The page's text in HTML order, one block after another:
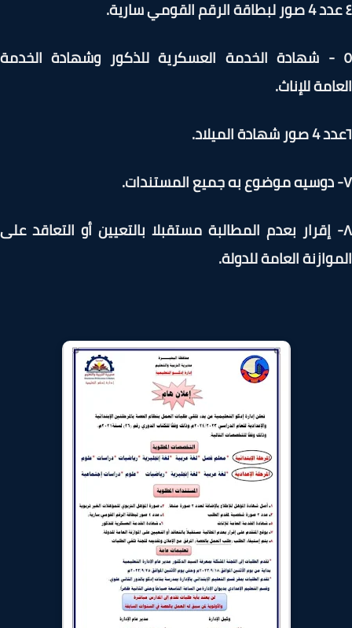
- شهادة الخدمة العسكرية للذكور وشهادة الخدمة
للإناث.
إقرار بعدم المطالبة مستقبلا بالتعيين أو التعاقد على
العامة للدولة.